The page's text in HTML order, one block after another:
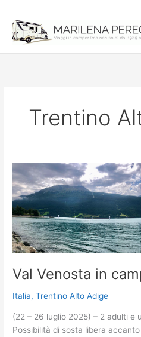
contenuto
Trentino
Val Venosta in
Italia,Trentino Alto Adige
(22 – 26 luglio 2025) – 2 adulti e
Possibilità di sosta libera